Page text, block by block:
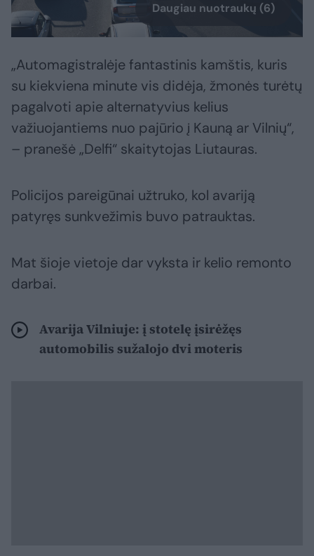
Daugiau nuotraukų (6)
„Automagistralėje fantastinis kamštis, kuris
su kiekviena minute vis didėja, žmonės turėtų
pagalvoti apie alternatyvius kelius
važiuojantiems nuo pajūrio į Kauną ar Vilnių“,
– pranešė „Delfi“ skaitytojas Liutauras.
Policijos pareigūnai užtruko, kol avariją
patyręs sunkvežimis buvo patrauktas.
Mat šioje vietoje dar vyksta ir kelio remonto
darbai.
Avarija Vilniuje: į stotelę įsirėžęs
automobilis sužalojo dvi moteris